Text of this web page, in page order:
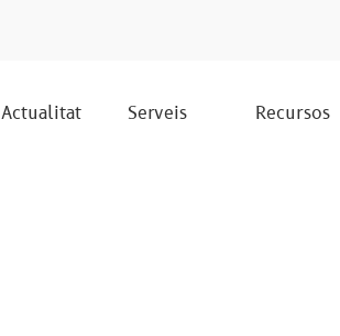
Actualitat Serveis Recursos